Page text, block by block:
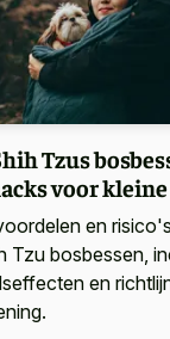
Tzus
voor
en
Tzu bosbessen,
en